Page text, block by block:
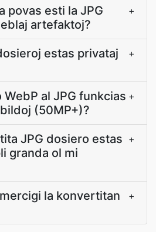
povas esti la JPG
artefaktoj?
+
estas privataj
+
al JPG funkcias
(50MP+)?
+
JPG dosiero estas
granda ol mi
+
la konvertitan
+